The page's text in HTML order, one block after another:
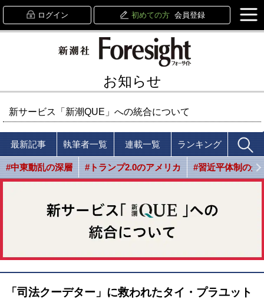
ログイン 初めての方 会員登録
お知らせ
新サービス「新潮QUE」への統合について
最新記事 執筆者一覧 連載一覧 ランキング
#中東動乱の深層 #トランプ2.0のアメリカ #習近平体制の光
「司法クーデター」に救われたタイ・プラユット